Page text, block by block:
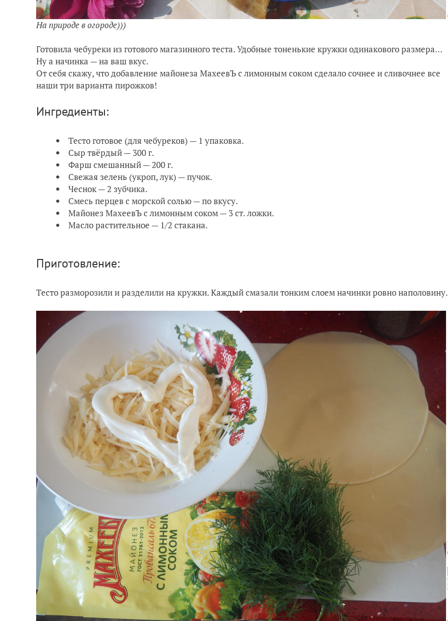
На природе в огороде)))
Готовила чебуреки из готового магазинного теста. Удобные тоненькие кружки одинакового размера…
Ну а начинка — на ваш вкус.
От себя скажу, что добавление майонеза МахеевЪ с лимонным соком сделало сочнее и сливочнее все
наши три варианта пирожков!
Ингредиенты:
Тесто готовое (для чебуреков) — 1 упаковка.
Сыр твёрдый — 300 г.
Фарш смешанный — 200 г.
Свежая зелень (укроп, лук) — пучок.
Чеснок — 2 зубчика.
Смесь перцев с морской солью — по вкусу.
Майонез МахеевЪ с лимонным соком — 3 ст. ложки.
Масло растительное — 1/2 стакана.
Приготовление:
Тесто разморозили и разделили на кружки. Каждый смазали тонким слоем начинки ровно наполовину.